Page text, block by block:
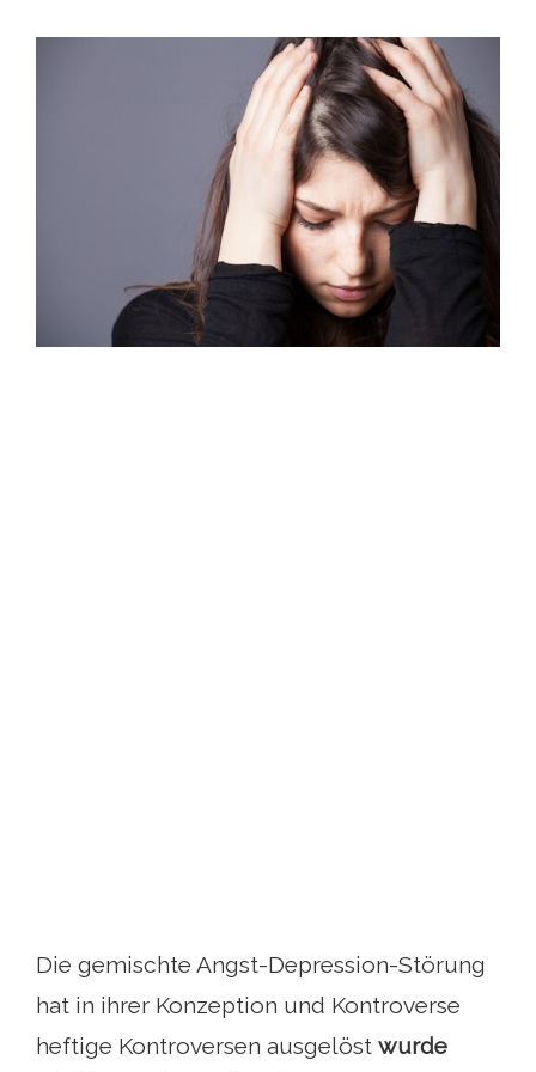
Die gemischte Angst-Depression-Störung
hat in ihrer Konzeption und Kontroverse
heftige Kontroversen ausgelöst wurde